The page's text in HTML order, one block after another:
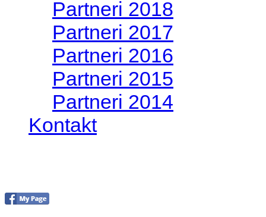
Partneri 2018
Partneri 2017
Partneri 2016
Partneri 2015
Partneri 2014
Kontakt